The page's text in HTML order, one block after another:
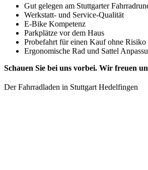
Gut gelegen am Stuttgarter
Werkstatt- und Service-Qualität
E-Bike Kompetenz
Parkplätze vor dem Haus
Probefahrt für einen Kauf ohne Risiko
Ergonomische Rad und Sattel
Schauen Sie bei uns vorbei. Wir freuen
Der Fahrradladen in Stuttgart Hedelfingen